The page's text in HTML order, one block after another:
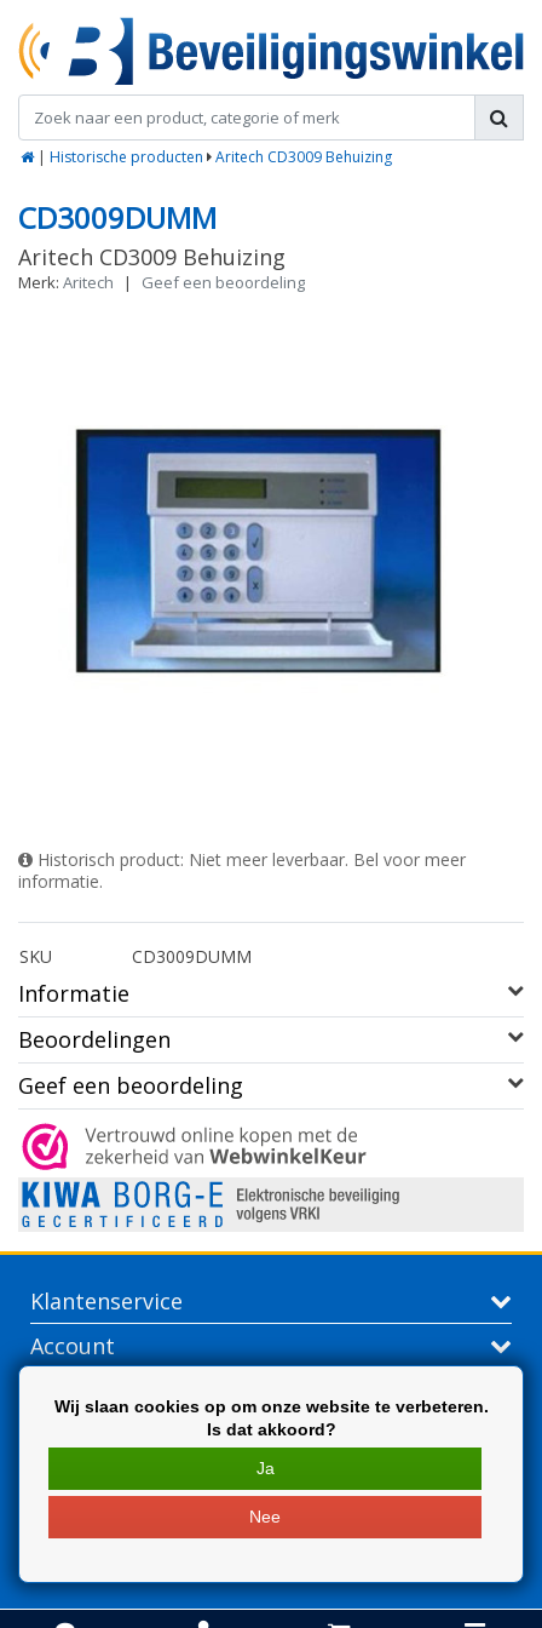
| Historische producten Aritech CD3009 Behuizing
CD3009DUMM
Aritech CD3009 Behuizing
Merk: Aritech | Geef een beoordeling
Historisch product: Niet meer leverbaar. Bel voor meer
informatie.
SKU CD3009DUMM
Informatie
Beoordelingen
Geef een beoordeling
Klantenservice
Account
Wij slaan cookies op om onze website te verbeteren.
Is dat akkoord?
Ja
Nee